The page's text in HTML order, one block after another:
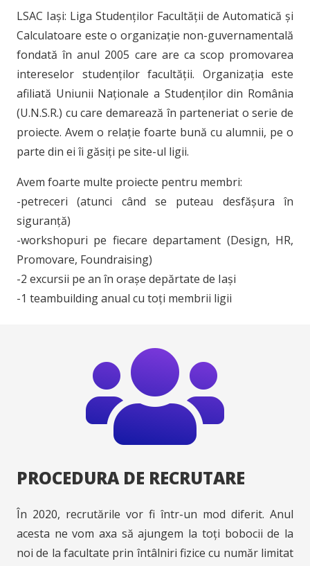
LSAC Iași: Liga Studenților Facultății de Automatică și
Calculatoare este o organizație non-guvernamentală
fondată în anul 2005 care are ca scop promovarea
intereselor studenților facultății. Organizația este
afiliată Uniunii Naționale a Studenților din România
(U.N.S.R.) cu care demarează în parteneriat o serie de
proiecte. Avem o relație foarte bună cu alumnii, pe o
parte din ei îi găsiți pe site-ul ligii.
Avem foarte multe proiecte pentru membri:
-petreceri (atunci când se puteau desfășura în
siguranță)
-workshopuri pe fiecare departament (Design, HR,
Promovare, Foundraising)
-2 excursii pe an în orașe depărtate de Iași
-1 teambuilding anual cu toți membrii ligii
PROCEDURA DE RECRUTARE
În 2020, recrutările vor fi într-un mod diferit. Anul
acesta ne vom axa să ajungem la toți bobocii de la
noi de la facultate prin întâlniri fizice cu număr limitat